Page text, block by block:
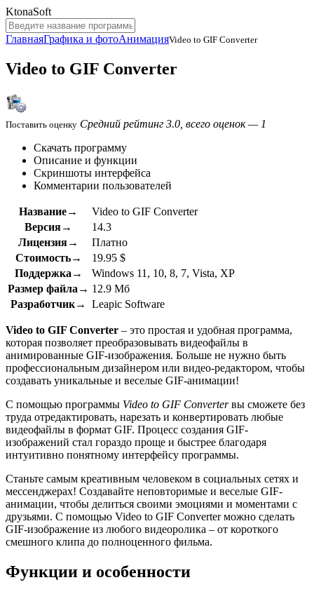
KtonaSoft
ГлавнаяГрафика и фотоАнимацияVideo to GIF Converter
Video to GIF Converter
Поставить оценку Средний рейтинг 3.0, всего оценок — 1
Скачать программу
Описание и функции
Скриншоты интерфейса
Комментарии пользователей
Название→
Video to GIF Converter
Версия→
14.3
Лицензия→
Платно
Стоимость→
19.95 $
Поддержка→
Windows 11, 10, 8, 7, Vista, XP
Размер файла→ 12.9 Мб
Разработчик→
Leapic Software
Video to GIF Converter – это простая и удобная программа,
которая позволяет преобразовывать видеофайлы в
анимированные GIF-изображения. Больше не нужно быть
профессиональным дизайнером или видео-редактором, чтобы
создавать уникальные и веселые GIF-анимации!
С помощью программы Video to GIF Converterвы сможете без
труда отредактировать, нарезать и конвертировать любые
видеофайлы в формат GIF. Процесс создания GIF-
изображений стал гораздо проще и быстрее благодаря
интуитивно понятному интерфейсу программы.
Станьте самым креативным человеком в социальных сетях и
мессенджерах! Создавайте неповторимые и веселые GIF-
анимации, чтобы делиться своими эмоциями и моментами с
друзьями. С помощью Video to GIF Converter можно сделать
GIF-изображение из любого видеоролика – от короткого
смешного клипа до полноценного фильма.
Функции и особенности